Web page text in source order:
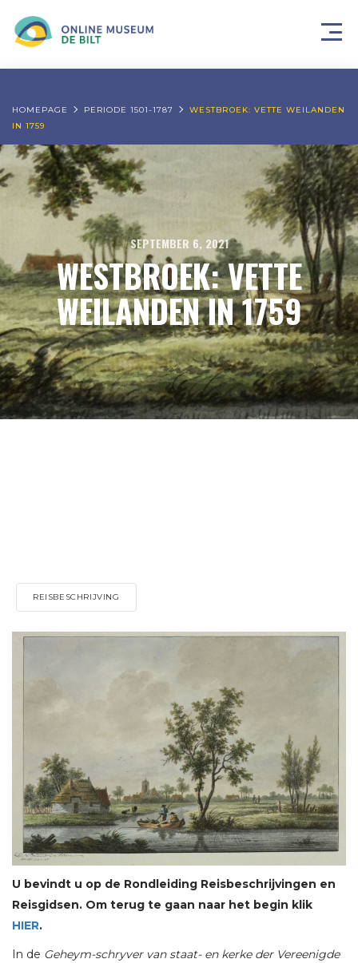
HOMEPAGE PERIODE 1501-1787
WESTBROEK: VETTE WEILANDEN
IN 1759
SEPTEMBER 6, 2021
WESTBROEK: VETTE
WEILANDEN IN 1759
REISBESCHRIJVING
U bevindt u op de Rondleiding Reisbeschrijvingen en
Reisgidsen. Om terug te gaan naar het begin klik
HIER.
In de Geheym-schryver van staat- en kerke der Vereenigde